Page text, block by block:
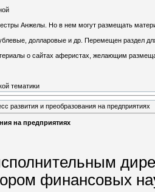
Анжелы. Но в нем могут размещать
долларовые и др. Перемещен раздел
о сайтах аферистах, желающим
тематики
развития и преобразования на предприятиях
на предприятиях
финансовых